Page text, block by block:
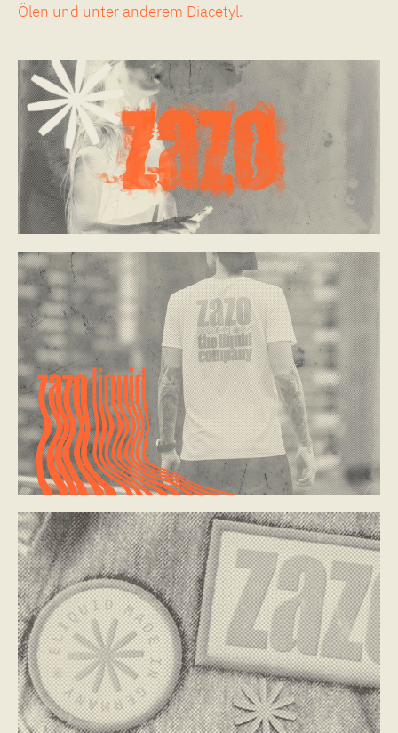
Ölen und unter anderem Diacetyl.